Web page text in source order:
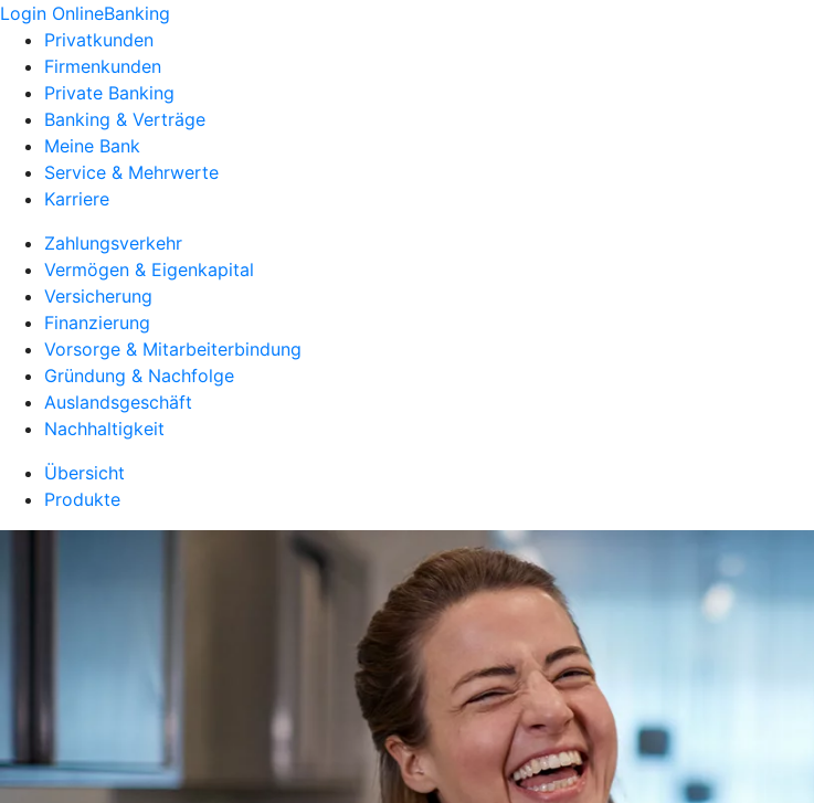
Login OnlineBanking
Privatkunden
Firmenkunden
Private Banking
Banking & Verträge
Meine Bank
Service & Mehrwerte
Karriere
Zahlungsverkehr
Vermögen & Eigenkapital
Versicherung
Finanzierung
Vorsorge & Mitarbeiterbindung
Gründung & Nachfolge
Auslandsgeschäft
Nachhaltigkeit
Übersicht
Produkte